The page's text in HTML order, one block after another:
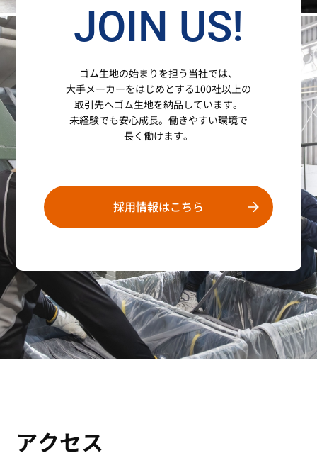
JOIN US!
ゴム生地の始まりを担う当社では、
大手メーカーをはじめとする100社以上の
取引先へゴム生地を納品しています。
未経験でも安心成長。働きやすい環境で
長く働けます。
採用情報はこちら
アクセス